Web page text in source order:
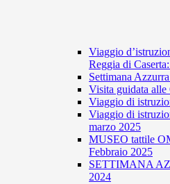
Viaggio
Reggia di
Settimana
Visita guidata alle
Viaggio di
Viaggio di
marzo 2025
MUSEO tattile
Febbraio 2025
SETTIMANA
2024